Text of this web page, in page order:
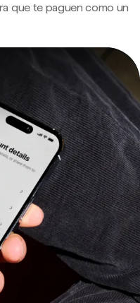
que te paguen como un